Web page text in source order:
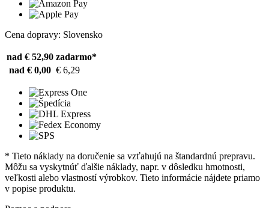
Cena dopravy: Slovensko
nad € 52,90 zadarmo*
nad € 0,00 € 6,29
* Tieto náklady na doručenie sa vzťahujú na štandardnú prepravu.
Môžu sa vyskytnúť ďalšie náklady, napr. v dôsledku hmotnosti,
veľkosti alebo vlastností výrobkov. Tieto informácie nájdete priamo
v popise produktu.